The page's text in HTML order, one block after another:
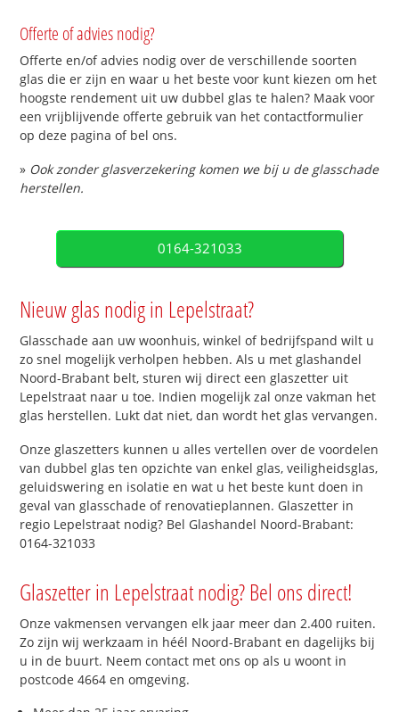
Offerte of advies nodig?
Offerte en/of advies nodig over de verschillende soorten
glas die er zijn en waar u het beste voor kunt kiezen om het
hoogste rendement uit uw dubbel glas te halen? Maak voor
een vrijblijvende offerte gebruik van het contactformulier
op deze pagina of bel ons.
» Ook zonder glasverzekering komen we bij u de glasschade
herstellen.
0164-321033
Nieuw glas nodig in Lepelstraat?
Glasschade aan uw woonhuis, winkel of bedrijfspand wilt u
zo snel mogelijk verholpen hebben. Als u met glashandel
Noord-Brabant belt, sturen wij direct een glaszetter uit
Lepelstraat naar u toe. Indien mogelijk zal onze vakman het
glas herstellen. Lukt dat niet, dan wordt het glas vervangen.
Onze glaszetters kunnen u alles vertellen over de voordelen
van dubbel glas ten opzichte van enkel glas, veiligheidsglas,
geluidswering en isolatie en wat u het beste kunt doen in
geval van glasschade of renovatieplannen. Glaszetter in
regio Lepelstraat nodig? Bel Glashandel Noord-Brabant:
0164-321033
Glaszetter in Lepelstraat nodig? Bel ons direct!
Onze vakmensen vervangen elk jaar meer dan 2.400 ruiten.
Zo zijn wij werkzaam in héél Noord-Brabant en dagelijks bij
u in de buurt. Neem contact met ons op als u woont in
postcode 4664 en omgeving.